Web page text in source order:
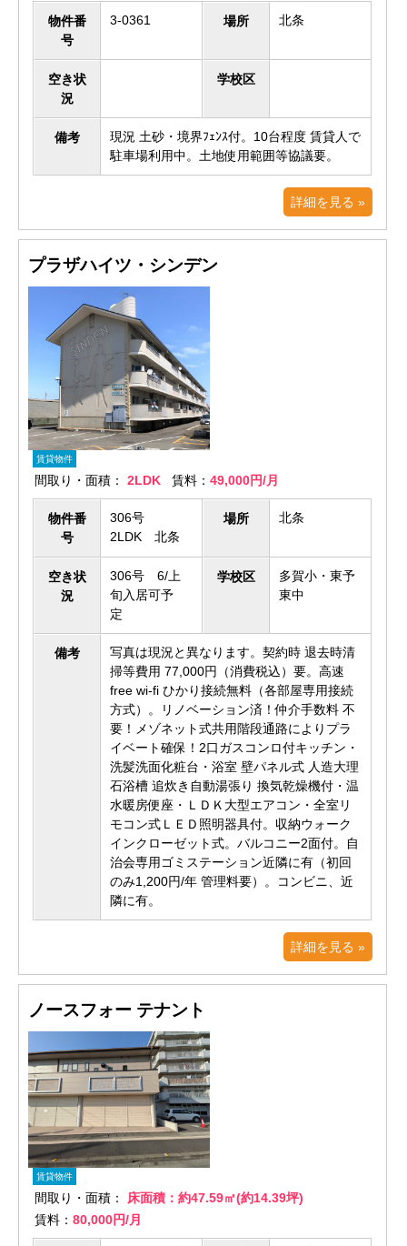
物件番
号
3-0361 場所 北条
空き状
況
学校区
備考
現況 土砂・境界ﾌｪﾝｽ付。10台程度 賃貸人で
駐車場利用中。土地使用範囲等協議要。
詳細を見る »
プラザハイツ・シンデン
賃貸物件
間取り・面積： 2LDK 賃料： 49,000円/月
物件番
号
306号
2LDK 北条
場所 北条
空き状
況
306号 6/上
旬入居可予
定
学校区
多賀小・東予
東中
備考
写真は現況と異なります。契約時 退去時清
掃等費用 77,000円（消費税込）要。高速
free wi-fi ひかり接続無料（各部屋専用接続
方式）。リノベーション済！仲介手数料 不
要！メゾネット式共用階段通路によりプラ
イベート確保！2口ガスコンロ付キッチン・
洗髪洗面化粧台・浴室 壁パネル式 人造大理
石浴槽 追炊き自動湯張り 換気乾燥機付・温
水暖房便座・ＬＤＫ大型エアコン・全室リ
モコン式ＬＥＤ照明器具付。収納ウォーク
インクローゼット式。バルコニー2面付。自
治会専用ゴミステーション近隣に有（初回
のみ1,200円/年 管理料要）。コンビニ、近
隣に有。
詳細を見る »
ノースフォー テナント
賃貸物件
間取り・面積： 床面積：約47.59㎡(約14.39坪)
賃料： 80,000円/月